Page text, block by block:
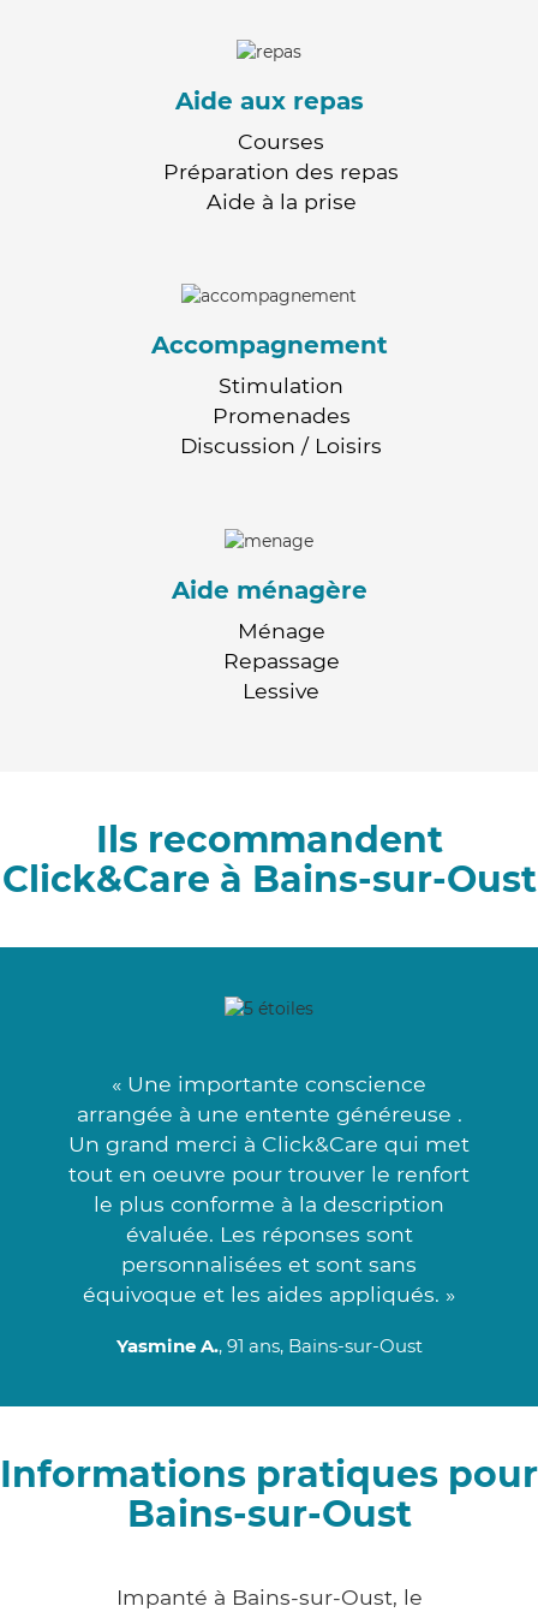
Aide aux repas
Courses
Préparation des repas
Aide à la prise
Accompagnement
Stimulation
Promenades
Discussion / Loisirs
Aide ménagère
Ménage
Repassage
Lessive
Ils recommandent
Click&Care à Bains-sur-Oust
« Une importante conscience
arrangée à une entente généreuse .
Un grand merci à Click&Care qui met
tout en oeuvre pour trouver le renfort
le plus conforme à la description
évaluée. Les réponses sont
personnalisées et sont sans
équivoque et les aides appliqués. »
Yasmine A., 91 ans, Bains-sur-Oust
Informations pratiques pour
Bains-sur-Oust
Impanté à Bains-sur-Oust, le